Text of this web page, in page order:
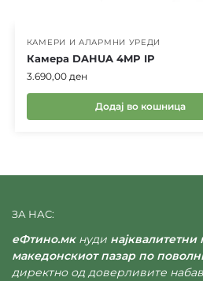
КАМЕРИ И АЛАРМНИ УРЕДИ
Камера DAHUA 4MP IP
3.690,00 ден
Додај во кошница
ЗА НАС:
еФтино.мкнуди
македонскиот пазар по
директно од доверливите